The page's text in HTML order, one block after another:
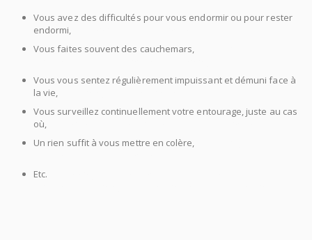
Vous avez des difficultés pour vous endormir ou pour rester
endormi,
Vous faites souvent des cauchemars,
Vous vous sentez régulièrement impuissant et démuni face à
la vie,
Vous surveillez continuellement votre entourage, juste au cas
où,
Un rien suffit à vous mettre en colère,
Etc.